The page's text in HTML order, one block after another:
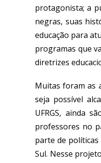
protagonista; a
negras, suas
educação para
programas que
diretrizes
Muitas foram as
seja possível
UFRGS, ainda
professores no
parte de políticas
Sul. Nesse